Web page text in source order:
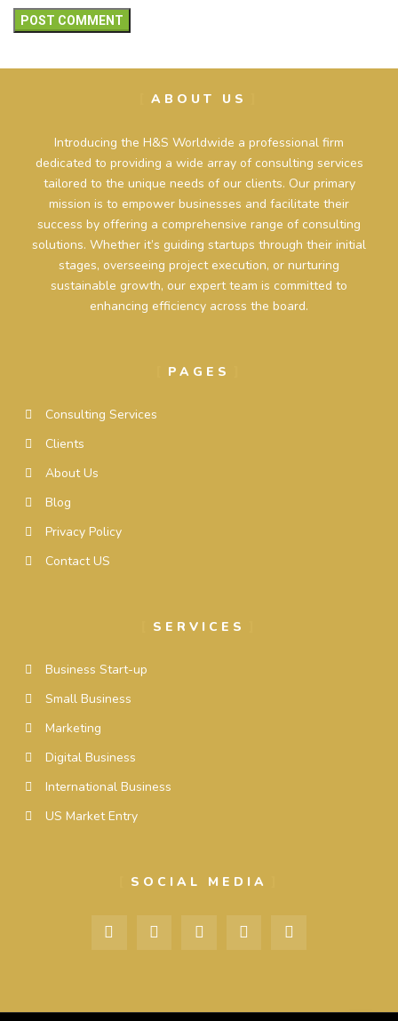
ABOUT US
Introducing the H&S Worldwide a professional firm
dedicated to providing a wide array of consulting services
tailored to the unique needs of our clients. Our primary
mission is to empower businesses and facilitate their
success by offering a comprehensive range of consulting
solutions. Whether it’s guiding startups through their initial
stages, overseeing project execution, or nurturing
sustainable growth, our expert team is committed to
enhancing efficiency across the board.
PAGES
Consulting Services
Clients
About Us
Blog
Privacy Policy
Contact US
SERVICES
Business Start-up
Small Business
Marketing
Digital Business
International Business
US Market Entry
SOCIAL MEDIA